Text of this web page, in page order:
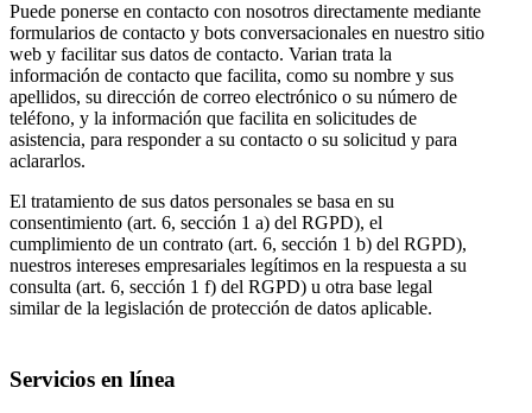
Puede ponerse en contacto con nosotros directamente mediante
formularios de contacto y bots conversacionales en nuestro sitio
web y facilitar sus datos de contacto. Varian trata la
información de contacto que facilita, como su nombre y sus
apellidos, su dirección de correo electrónico o su número de
teléfono, y la información que facilita en solicitudes de
asistencia, para responder a su contacto o su solicitud y para
aclararlos.
El tratamiento de sus datos personales se basa en su
consentimiento (art. 6, sección 1 a) del RGPD), el
cumplimiento de un contrato (art. 6, sección 1 b) del RGPD),
nuestros intereses empresariales legítimos en la respuesta a su
consulta (art. 6, sección 1 f) del RGPD) u otra base legal
similar de la legislación de protección de datos aplicable.
Servicios en línea